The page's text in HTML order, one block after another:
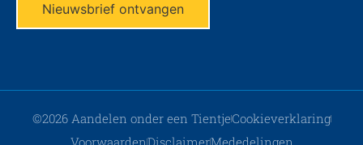
©2026 Aandelen onder een TientjeCookieverklaring
VoorwaardenDisclaimerMededelingen